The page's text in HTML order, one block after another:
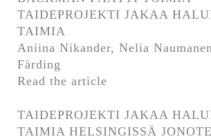
TAIDEPROJEKTI JAKAA
TAIMIA
Aniina Nikander, Nelia
Färding
Read the article
TAIDEPROJEKTI JAKAA
TAIMIA HELSINGISSÄ